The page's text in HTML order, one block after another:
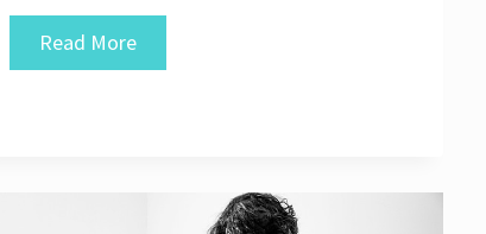
Read MoreZIP
sáčky